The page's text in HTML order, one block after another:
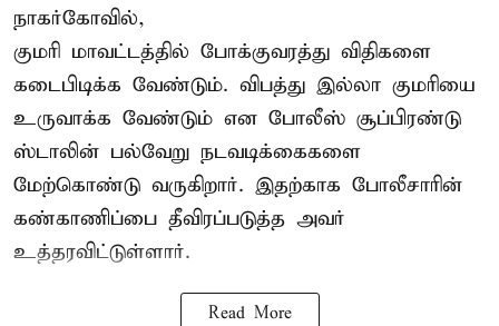
நாகர்கோவில்,
குமரி மாவட்டத்தில் போக்குவரத்து விதிகளை
கடைபிடிக்க வேண்டும். விபத்து இல்லா குமரியை
உருவாக்க வேண்டும் என போலீஸ் சூப்பிரண்டு
ஸ்டாலின் பல்வேறு நடவடிக்கைகளை
மேற்கொண்டு வருகிறார். இதற்காக போலீசாரின்
கண்காணிப்பை தீவிரப்படுத்த அவர்
உத்தரவிட்டுள்ளார்.
Read More